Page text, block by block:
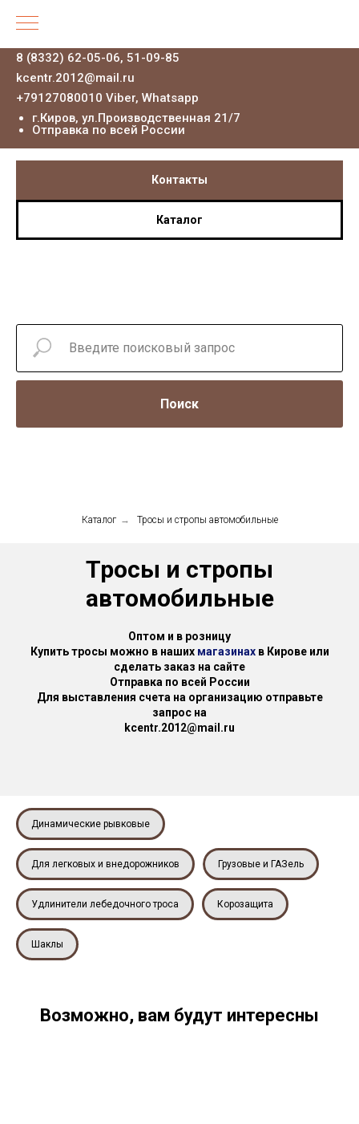
8 (8332) 62-05-06, 51-09-85
kcentr.2012@mail.ru
+79127080010 Viber, Whatsapp
г.Киров, ул.Производственная 21/7
Отправка по всей России
Контакты
Каталог
Поиск
Каталог → Тросы и стропы автомобильные
Тросы и стропы
автомобильные
Оптом и в розницу
Купить тросы можно в наших магазинахв Кирове или
сделать заказ на сайте
Отправка по всей России
Для выставления счета на организацию отправьте
запрос на
kcentr.2012@mail.ru
Динамические рывковые
Для легковых и внедорожников Грузовые и ГАЗель
Удлинители лебедочного троса Корозащита
Шаклы
Возможно, вам будут интересны